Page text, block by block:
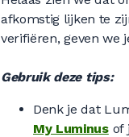
afkomstig lijken te
verifiëren, geven we
Gebruik deze tips:
Denk je dat
My Luminus of